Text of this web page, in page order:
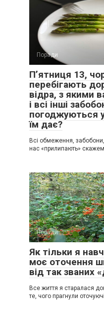
Поради
Пʼятниця 13,
перебігають
відра, з якими
і всі інші
погоджуються
їм дає?
Всі обмеження,
нас «прилипають»
Поради
Як тільки я
моє оточення
від так званих
Все життя я старалася
те, чого прагнули